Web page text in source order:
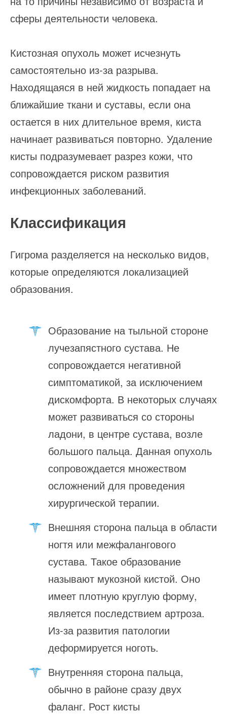
сферы деятельности человека.
Кистозная опухоль может исчезнуть
самостоятельно из-за разрыва.
Находящаяся в ней жидкость попадает на
ближайшие ткани и суставы, если она
остается в них длительное время, киста
начинает развиваться повторно. Удаление
кисты подразумевает разрез кожи, что
сопровождается риском развития
инфекционных заболеваний.
Классификация
Гигрома разделяется на несколько видов,
которые определяются локализацией
образования.
Образование на тыльной стороне
лучезапястного сустава. Не
сопровождается негативной
симптоматикой, за исключением
дискомфорта. В некоторых случаях
может развиваться со стороны
ладони, в центре сустава, возле
большого пальца. Данная опухоль
сопровождается множеством
осложнений для проведения
хирургической терапии.
Внешняя сторона пальца в области
ногтя или межфалангового
сустава. Такое образование
называют мукозной кистой. Оно
имеет плотную круглую форму,
является последствием артроза.
Из-за развития патологии
деформируется ноготь.
Внутренняя сторона пальца,
обычно в районе сразу двух
фаланг. Рост кисты